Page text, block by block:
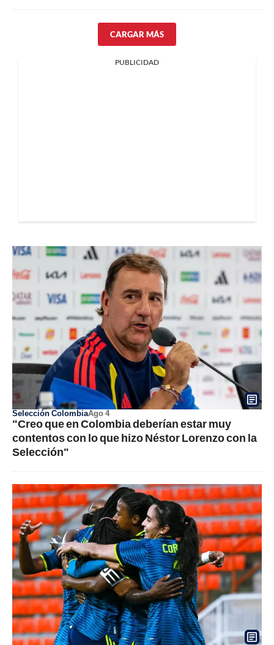
CARGAR MÁS
PUBLICIDAD
Selección ColombiaAgo 4
"Creo que en Colombia deberían estar muy
contentos con lo que hizo Néstor Lorenzo con la
Selección"